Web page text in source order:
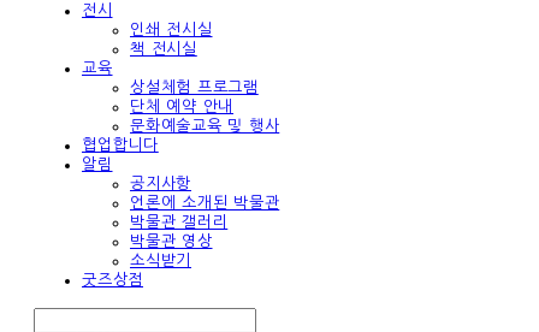
전시
인쇄 전시실
책 전시실
교육
상설체험 프로그램
단체 예약 안내
문화예술교육 및 행사
협업합니다
알림
공지사항
언론에 소개된 박물관
박물관 갤러리
박물관 영상
소식받기
굿즈상점